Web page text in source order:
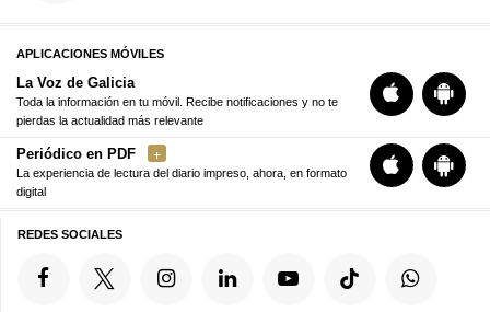
APLICACIONES MÓVILES
La Voz de Galicia
Toda la información en tu móvil. Recibe notificaciones y no te
pierdas la actualidad más relevante
Periódico en PDF
La experiencia de lectura del diario impreso, ahora, en formato
digital
REDES SOCIALES